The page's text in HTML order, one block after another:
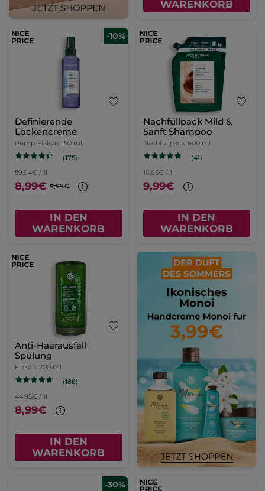
WARENKORB
-10%
Definierende
Lockencreme
Pump-Flakon 150 ml
(175)
59,94€ / 1l
8,99€ 9,99€
IN DEN
WARENKORB
Nachfüllpack Mild &
Sanft Shampoo
Nachfüllpack 600 ml
(41)
16,65€ / 1l
9,99€
IN DEN
WARENKORB
Anti-Haarausfall
Spülung
Flakon 200 ml
(188)
44,95€ / 1l
8,99€
IN DEN
WARENKORB
-30%